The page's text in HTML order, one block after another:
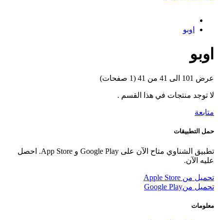
اوبو
اوبو
عرض 101 الى 41 من 41 (1 صفحات)
لا توجد منتجات في هذا القسم .
متابعة
حمل التطبيقات
تطبيق الشناوي متاح الآن على Google Play و App Store. احصل
عليه الآن.
تحميل من Apple Store
تحميل منGoogle Play
معلومات